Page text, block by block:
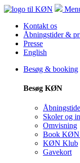
Kontakt os
Åbningstider &
Presse
English
Besøg & booking
Besøg KØN
Skoler og
Omvisning
Book KØN
KØN Klub
Gavekort